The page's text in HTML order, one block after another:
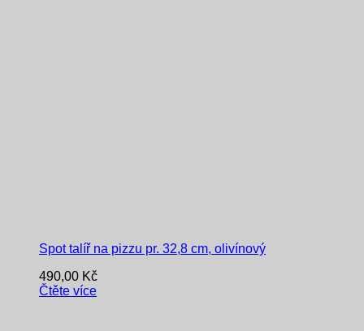
Spot talíř na pizzu pr. 32,8 cm, olivínový
490,00 Kč
Čtěte více